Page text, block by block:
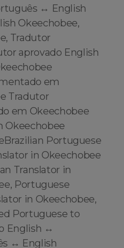
↔️ English
Okeechobee,
Tradutor
aprovado English
em
Tradutor
em Okeechobee
Okeechobee
Portuguese
in Okeechobee
Translator in
Portuguese
in Okeechobee,
Portuguese to
English ↔️
↔️ English